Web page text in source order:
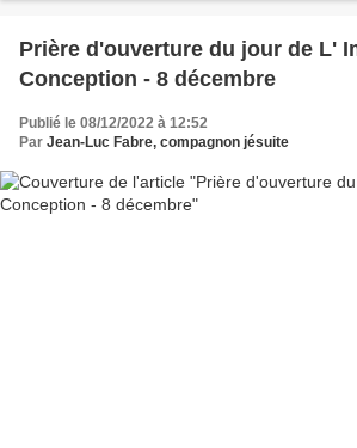
Prière d'ouverture du jour de L'
Conception - 8 décembre
Publié le 08/12/2022 à 12:52
Par Jean-Luc Fabre, compagnon jésuite